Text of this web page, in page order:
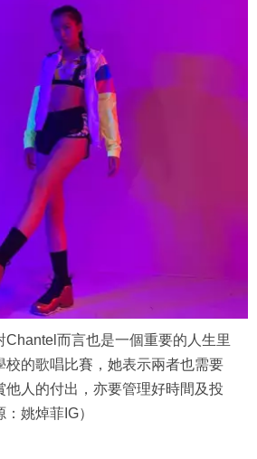
Chantel而言也是一個重要的人生里
校的歌唱比賽，她表示兩者也需要
他人的付出，亦要管理好時間及投
姚焯菲IG）